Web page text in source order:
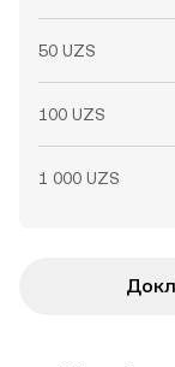
50 UZS
100 UZS
1 000 UZS